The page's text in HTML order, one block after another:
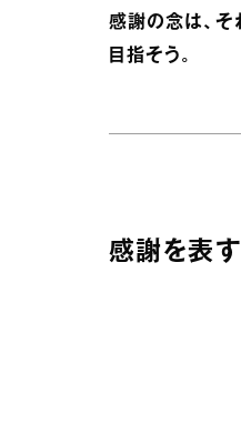
感謝の念は、そ
目指そう。
感謝を表